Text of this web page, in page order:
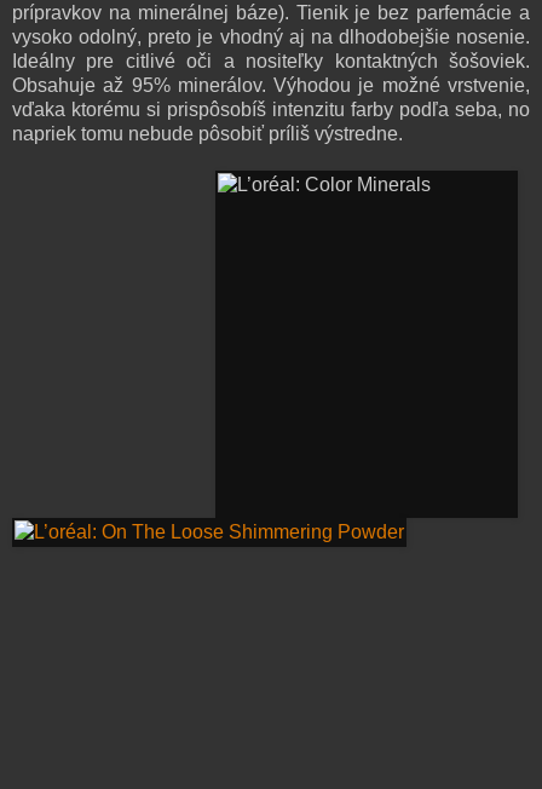
prípravkov na minerálnej báze). Tienik je bez parfemácie a
vysoko odolný, preto je vhodný aj na dlhodobejšie nosenie.
Ideálny pre citlivé oči a nositeľky kontaktných šošoviek.
Obsahuje až 95% minerálov. Výhodou je možné vrstvenie,
vďaka ktorému si prispôsobíš intenzitu farby podľa seba, no
napriek tomu nebude pôsobiť príliš výstredne.